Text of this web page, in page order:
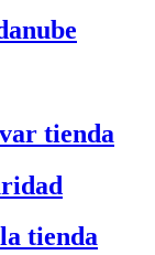
tienda
tienda